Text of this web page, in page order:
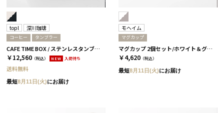
topl 深川珈琲
コーヒー タンブラー
CAFE TIME BOX / ステンレスタンブラー+コーヒー / DUO / ソルト＆チャコール
￥12,560 （税込） NEW 入荷待ち
送料無料
最短8月11日(火)にお届け
モヘイム
マグカップ
マグカップ 2個セット/ホワイト＆グレー［モヘイム］
￥4,620 （税込）
最短8月11日(火)にお届け